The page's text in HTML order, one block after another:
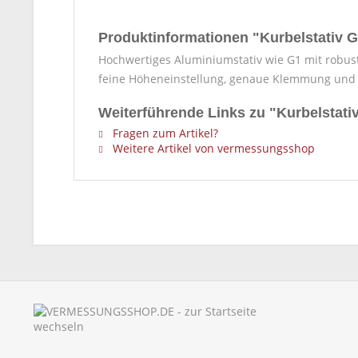
Produktinformationen "Kurbelstativ
Hochwertiges Aluminiumstativ wie G1 mit
feine Höheneinstellung, genaue Klemmung
Weiterführende Links zu
Fragen zum Artikel?
Weitere Artikel von vermessungsshop